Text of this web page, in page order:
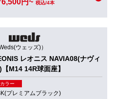
円~ 税込/4本
Weds(ウェッズ)）
レオニス NAVIA08(ナヴィ
【M14 14R球面座】
カラー
プレミアムブラック)